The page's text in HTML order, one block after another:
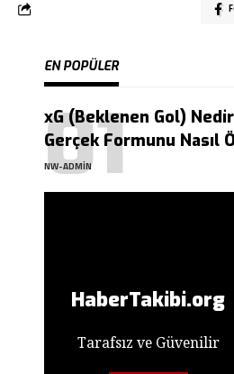
EN POPÜLER
xG (Beklenen Gol)
Gerçek Formunu Nasıl
NW-ADMIN
HaberTakibi.org
Tarafsız ve Güvenilir